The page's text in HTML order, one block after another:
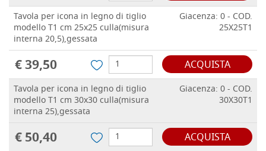
Tavola per icona in legno di tiglio
modello T1 cm 25x25 culla(misura
interna 20,5),gessata
Giacenza: 0 - COD.
25X25T1
€ 39,50 ACQUISTA
Tavola per icona in legno di tiglio
modello T1 cm 30x30 culla(misura
interna 25),gessata
Giacenza: 0 - COD.
30X30T1
€ 50,40 ACQUISTA